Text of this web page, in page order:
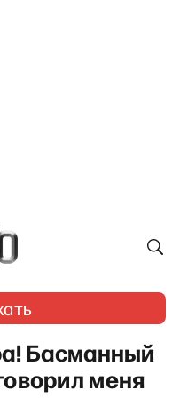
Басманный
меня